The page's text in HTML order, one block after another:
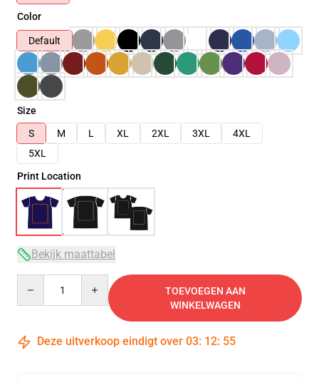
Color
Default
Size
S
M L XL 2XL 3XL
4XL
5XL
Print Location
Bekijk maattabel
TOEVOEGEN AAN
WINKELWAGEN
Deze uitverkoop eindigt over 03: 12: 54